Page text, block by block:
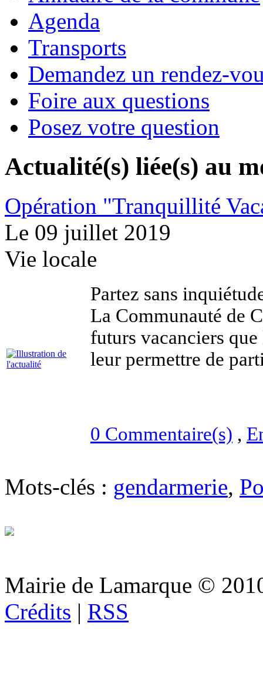
Agenda
Transports
Demandez un rendez-
Foire aux questions
Posez votre question
Actualité(s) liée(s) au
Opération "Tranquillité
Le 09 juillet 2019
Vie locale
Partez sans
La Communauté de
futurs vacanciers
leur permettre de
0 Commentaire(s) ,
Mots-clés : gendarmerie,
Mairie de Lamarque ©
Crédits | RSS